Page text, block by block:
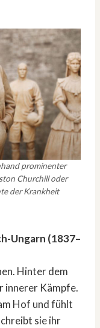
prominenter
Churchill oder
der Krankheit
Ungarn (1837–
Hinter dem
innerer Kämpfe.
Hof und fühlt
sie ihr